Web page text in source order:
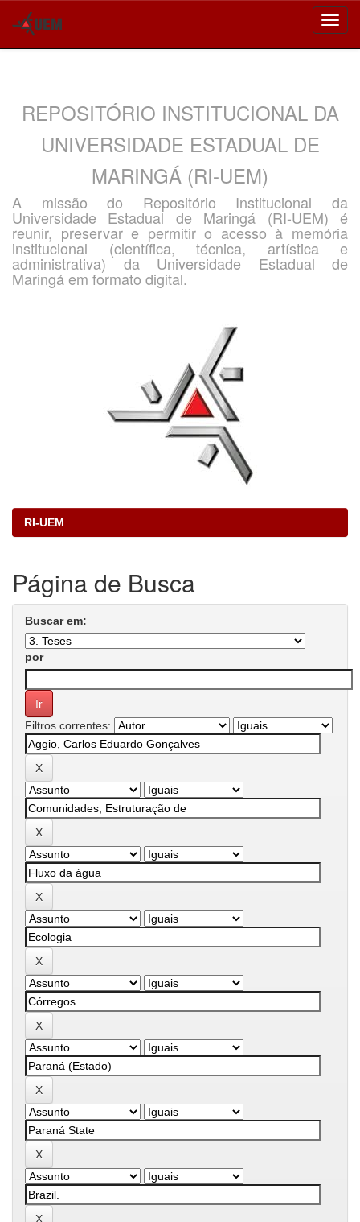
REPOSITÓRIO INSTITUCIONAL DA
UNIVERSIDADE ESTADUAL DE
MARINGÁ (RI-UEM)
A missão do Repositório Institucional da
Universidade Estadual de Maringá (RI-UEM) é
reunir, preservar e permitir o acesso à memória
institucional (científica, técnica, artística e
administrativa) da Universidade Estadual de
Maringá em formato digital.
RI-UEM
Página de Busca
Buscar em:
por
Filtros correntes: